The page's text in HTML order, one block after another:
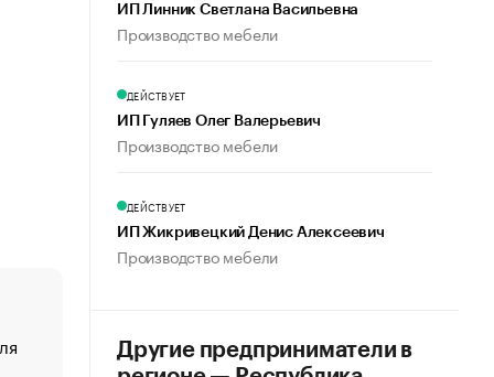
«От спорта тело стареет иначе». Как живет глава
создавшей GTA
ИП Линник Светлана Васильевна
Производство мебели
ДЕЙСТВУЕТ
ИП Гуляев Олег Валерьевич
Производство мебели
ДЕЙСТВУЕТ
ИП Жикривецкий Денис Алексеевич
Производство мебели
Другие предприниматели в